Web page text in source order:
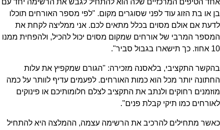
אחד הטיפים המרכזיים שלה הוא להתחיל לגבש את הרשימה יחד עם
בן או בת הזוג עוד לפני שסוגרים מקום. "לפי מספר האורחים תוכלו
לדעת אם אולם מסוים בכלל מתאים לכם. אני ממליצה לקחת את
המספר המרבי של אורחים שמקום מסוים יכול להכיל, ולהפחית ממנו
10 אחוז. כך תישארו בגבול סביר".
בהקשר התקציבי, בלאסנה מזכירה: "הגורם שמקפיץ את עלות
החתונה יותר מכל הוא כמות האורחים. לפעמים עדיף לוותר על כמה
מוזמנים רחוקים ולנתב את התקציב לצלם חלומותיכם או פינוקים
לאורחים כמו תיקי קבלת פנים".
כאשר מתחילים להרכיב את הרשימה עצמה, ההמלצה היא להתחיל